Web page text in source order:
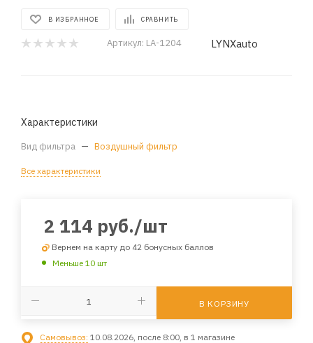
В ИЗБРАННОЕ СРАВНИТЬ
Артикул: LA-1204 LYNXauto
Характеристики
Вид фильтра — Воздушный фильтр
Все характеристики
2 114 руб./шт
Вернем на карту до 42 бонусных баллов
Меньше 10 шт
В КОРЗИНУ
Самовывоз: 10.08.2026, после 8:00, в 1 магазине